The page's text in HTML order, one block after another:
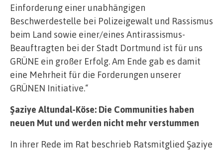
Einforderung einer unabhängigen
Beschwerdestelle bei Polizeigewalt und Rassismus
beim Land sowie einer/eines Antirassismus-
Beauftragten bei der Stadt Dortmund ist für uns
GRÜNE ein großer Erfolg. Am Ende gab es damit
eine Mehrheit für die Forderungen unserer
GRÜNEN Initiative.“
Şaziye Altundal-Köse: Die Communities haben
neuen Mut und werden nicht mehr verstummen
In ihrer Rede im Rat beschrieb Ratsmitglied Şaziye